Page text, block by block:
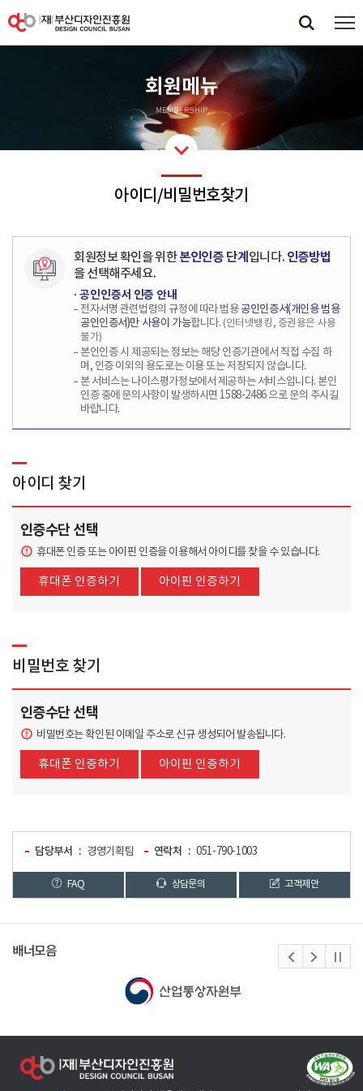
회원메뉴
MEMBERSHIP
아이디/비밀번호찾기
회원정보 확인을 위한본인인증 단계 입니다. 인증방법
을 선택해주세요.
· 공인인증서 인증 안내
전자서명 관련법령의 규정에 따라 범용공인인증서(개인용 범용
공인인증서)만 사용이 가능합니다. (인터넷뱅킹, 증권용은 사용
불가)
본인인증 시 제공되는 정보는 해당 인증기관에서 직접 수집 하
며, 인증 이외의 용도로는 이용 또는 저장되지 않습니다.
본 서비스는 나이스평가정보에서 제공하는 서비스입니다. 본인
인증 중에 문의사항이 발생하시면 1588-2486 으로 문의 주시길
바랍니다.
아이디 찾기
인증수단 선택
휴대폰 인증 또는 아이핀 인증을 이용해서 아이디를 찾을 수 있습니다.
휴대폰 인증하기 아이핀 인증하기
비밀번호 찾기
인증수단 선택
비밀번호는 확인된 이메일 주소로 신규 생성되어 발송됩니다.
휴대폰 인증하기 아이핀 인증하기
담당부서 경영기획팀 연락처 051-790-1003
FAQ 상담문의 고객제안
배너모음